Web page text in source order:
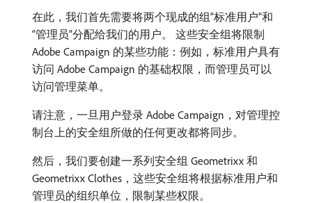
在此，我们首先需要将两个现成的组“标准用户”和
“管理员”分配给我们的用户。 这些安全组将限制
Adobe Campaign 的某些功能：例如，标准用户具有
访问 Adobe Campaign 的基础权限，而管理员可以
访问管理菜单。
请注意，一旦用户登录 Adobe Campaign，对管理控
制台上的安全组所做的任何更改都将同步。
然后，我们要创建一系列安全组 Geometrixx 和
Geometrixx Clothes，这些安全组将根据标准用户和
管理员的组织单位，限制某些权限。